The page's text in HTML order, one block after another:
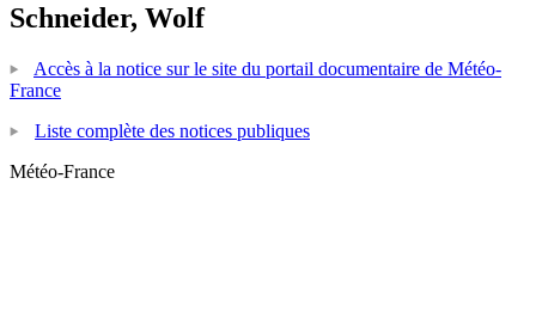
Schneider, Wolf
Accès à la notice sur le site du portail documentaire de Météo-
France
Liste complète des notices publiques
Météo-France